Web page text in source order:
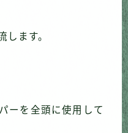
します。
ーを全頭に使用して